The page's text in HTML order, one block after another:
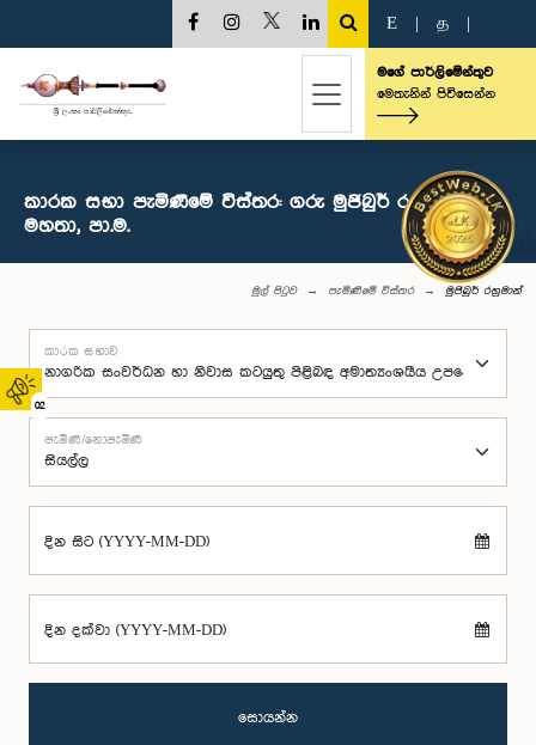
02
E த
මගේ පාර්ලිමේන්තුව
මෙතැනින් පිවිසෙන්න
කාරක සභා පැමිණීමේ විස්තර: ගරු මුජිබුර් රහුමාන්
මහතා, පා.ම.
මුල් පිටුව පැමිණීමේ විස්තර මුජිබුර් රහුමාන්
කාරක සභාව
පැමිණි/නොපැමිණි
දින සිට (YYYY-MM-DD)
දින දක්වා (YYYY-MM-DD)
සොයන්න